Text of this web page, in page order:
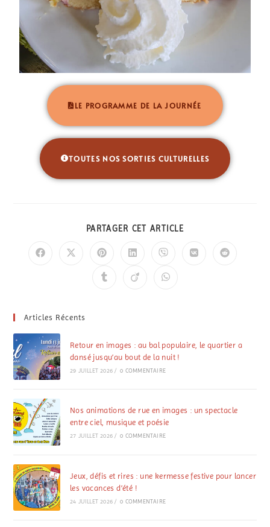
LE PROGRAMME DE LA JOURNÉE
TOUTES NOS SORTIES CULTURELLES
PARTAGER CET ARTICLE
Articles Récents
Retour en images : au bal populaire, le quartier a
dansé jusqu’au bout de la nuit !
29 JUILLET 2026 / 0 COMMENTAIRE
Nos animations de rue en images : un spectacle
entre ciel, musique et poésie
27 JUILLET 2026 / 0 COMMENTAIRE
Jeux, défis et rires : une kermesse festive pour lancer
les vacances d’été !
24 JUILLET 2026 / 0 COMMENTAIRE